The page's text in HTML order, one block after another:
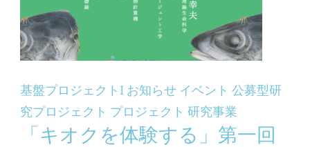
基盤プロジェクトI お知らせ イベント 公募型研
究プロジェクト プロジェクト 研究事業
「キオクを体験する」第一回